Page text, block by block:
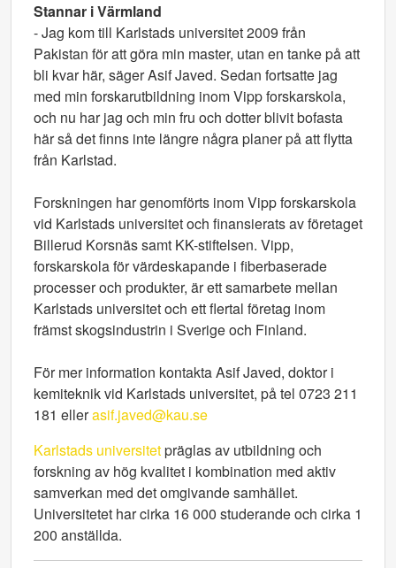
Stannar i Värmland
- Jag kom till Karlstads universitet 2009 från
Pakistan för att göra min master, utan en tanke på att
bli kvar här, säger Asif Javed. Sedan fortsatte jag
med min forskarutbildning inom Vipp forskarskola,
och nu har jag och min fru och dotter blivit bofasta
här så det finns inte längre några planer på att flytta
från Karlstad.
Forskningen har genomförts inom Vipp forskarskola
vid Karlstads universitet och finansierats av företaget
Billerud Korsnäs samt KK-stiftelsen. Vipp,
forskarskola för värdeskapande i fiberbaserade
processer och produkter, är ett samarbete mellan
Karlstads universitet och ett flertal företag inom
främst skogsindustrin i Sverige och Finland.
För mer information kontakta Asif Javed, doktor i
kemiteknik vid Karlstads universitet, på tel 0723 211
181 ellerasif.javed@kau.se
Karlstads universitetpräglas av utbildning och
forskning av hög kvalitet i kombination med aktiv
samverkan med det omgivande samhället.
Universitetet har cirka 16 000 studerande och cirka 1
200 anställda.